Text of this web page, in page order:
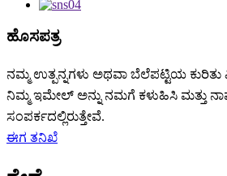
ಹೊಸಪತ್ರ
ನಮ್ಮ ಉತ್ಪನ್ನಗಳು ಅಥವಾ ಬೆಲೆಪಟ್ಟಿಯ
ನಿಮ್ಮ ಇಮೇಲ್ ಅನ್ನು ನಮಗೆ ಕಳುಹಿಸಿ ಮತ್ತು
ಸಂಪರ್ಕದಲ್ಲಿರುತ್ತೇವೆ.
ಈಗ ತನಿಖೆ